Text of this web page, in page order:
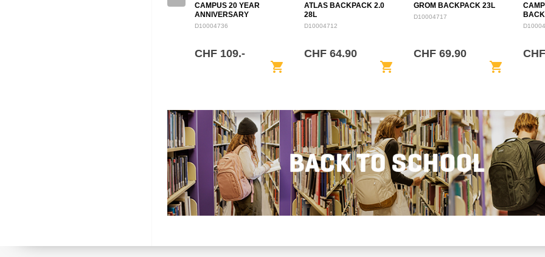
CAMPUS 20 YEAR
ANNIVERSARY
BACKPACK 28L
D10004736
CHF 109.-
shopping_cart
ATLAS BACKPACK 2.0
28L
D10004712
CHF 64.90
shopping_cart
GROM BACKPACK 23L
D10004717
CHF 69.90
shopping_cart